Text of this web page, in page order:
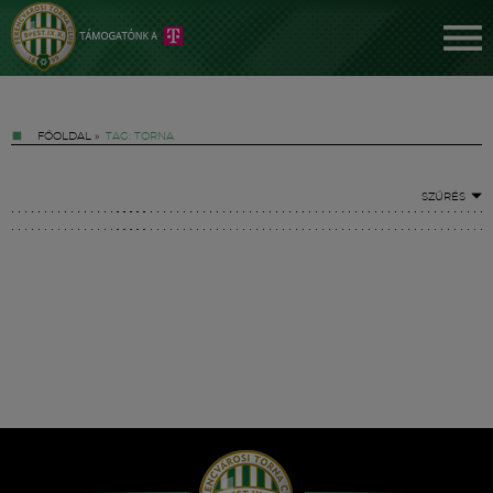
FŐOLDAL » TAG: TORNA
SZŰRÉS
Hírek